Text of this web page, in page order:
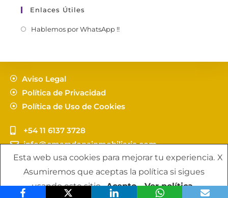
cuadras de la
estación de tren línea
San Martin, Palermo.
Enlaces Útiles
Hablemos por WhatsApp !!
Aviso Legal
Política de Privacidad
Política de Uso de Cookies
+54 11 6137 3728
info@cmaradonainmobiliaria.com
Copyright C. Maradona Propuestas Inmobiliarias - by
Pandaa Webs
Esta web usa cookies para mejorar tu experiencia.
Asumiremos que aceptas la política si sigues
usando este sitio.
X
Acepto Ver política